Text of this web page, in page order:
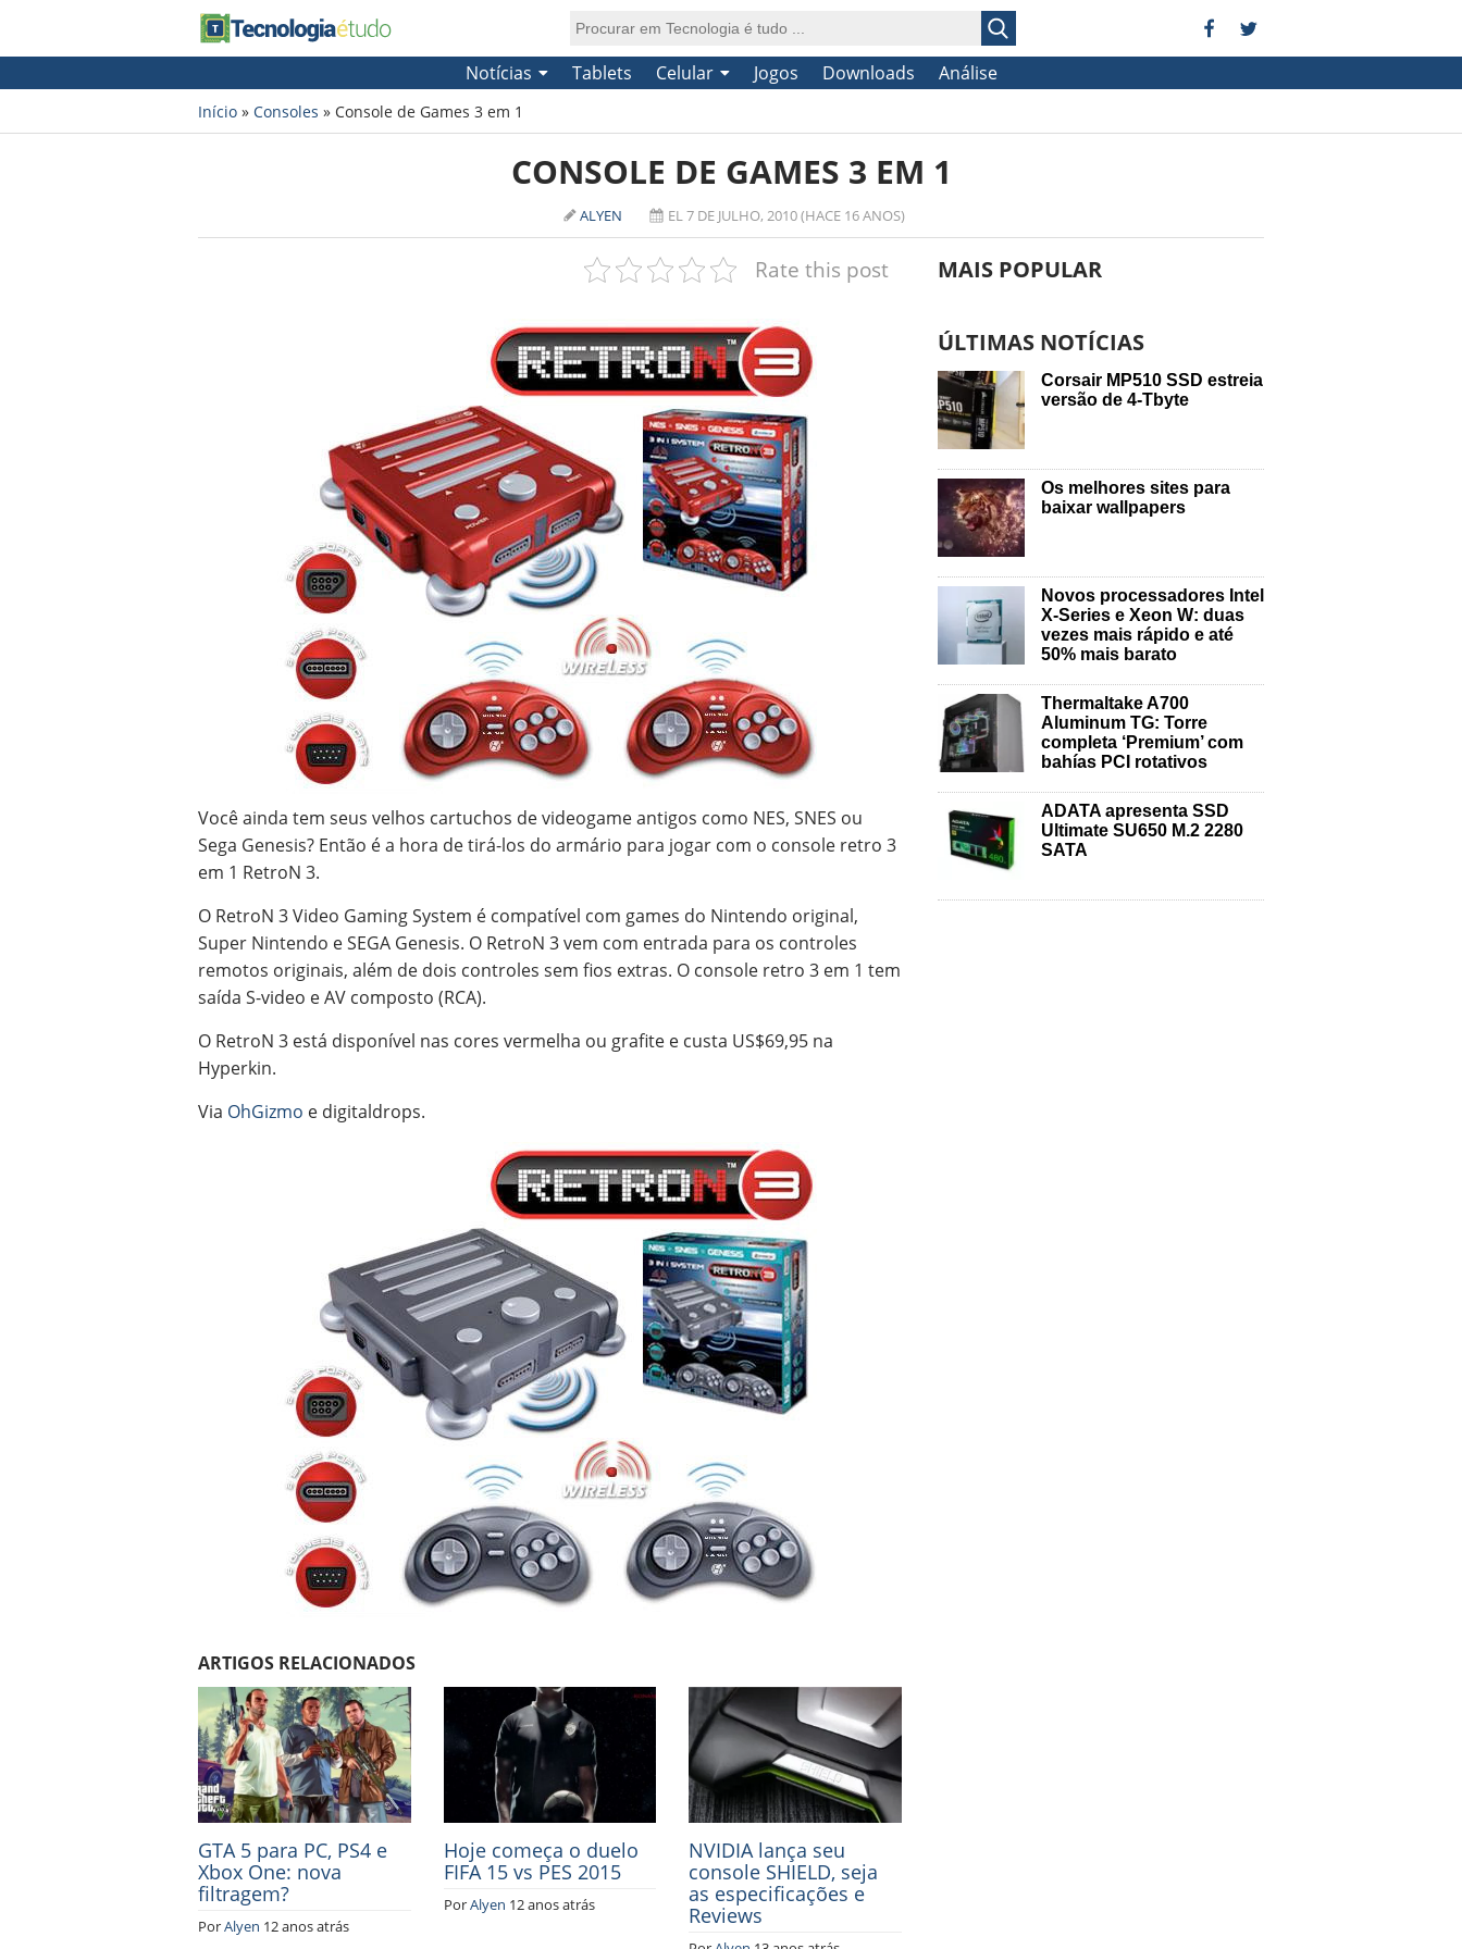
Notícias Tablets Celular Jogos Downloads Análise
Início » Consoles » Console de Games 3 em 1
CONSOLE DE GAMES 3 EM 1
ALYEN EL 7 DE JULHO, 2010 (HACE 16 ANOS)
Rate this post
Você ainda tem seus velhos cartuchos de videogame antigos como NES, SNES ou
Sega Genesis? Então é a hora de tirá-los do armário para jogar com o console retro 3
em 1 RetroN 3.
O RetroN 3 Video Gaming System é compatível com games do Nintendo original,
Super Nintendo e SEGA Genesis. O RetroN 3 vem com entrada para os controles
remotos originais, além de dois controles sem fios extras. O console retro 3 em 1 tem
saída S-video e AV composto (RCA).
O RetroN 3 está disponível nas cores vermelha ou grafite e custa US$69,95 na
Hyperkin.
Via OhGizmo e digitaldrops.
ARTIGOS RELACIONADOS
GTA 5 para PC, PS4 e
Xbox One: nova
filtragem?
PorAlyen 12 anos atrás
Hoje começa o duelo
FIFA 15 vs PES 2015
PorAlyen 12 anos atrás
NVIDIA lança seu
console SHIELD, seja
as especificações e
Reviews
MAIS POPULAR
ÚLTIMAS NOTÍCIAS
Corsair MP510 SSD estreia
versão de 4-Tbyte
Os melhores sites para
baixar wallpapers
Novos processadores Intel
X-Series e Xeon W: duas
vezes mais rápido e até
50% mais barato
Thermaltake A700
Aluminum TG: Torre
completa ‘Premium’ com
bahías PCI rotativos
ADATA apresenta SSD
Ultimate SU650 M.2 2280
SATA